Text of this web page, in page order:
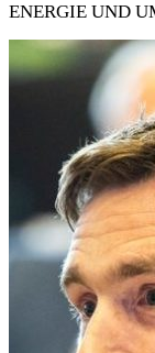
ENERGIE UND